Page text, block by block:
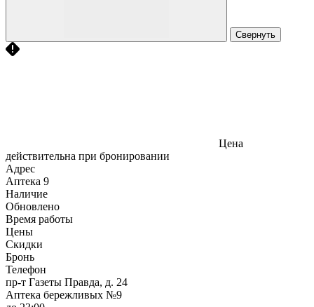
Свернуть
Цена
действительна при бронировании
Адрес
Аптека 9
Наличие
Обновлено
Время работы
Цены
Скидки
Бронь
Телефон
пр-т Газеты Правда, д. 24
Аптека бережливых №9